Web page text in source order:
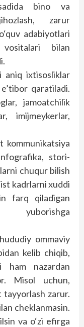
bino va
zarur
adabiyotlari
bilan
aniq ixtisosliklar
qaratiladi.
jamoatchilik
imijmeykerlar,
kommunikatsiya
stori-
chuqur bilish
kadrlarni xuddi
farq qiladigan
yuborishga
ommaviy
kelib chiqib,
ham nazardan
Misol uchun,
zarur.
cheklanmasin.
va o‘zi efirga